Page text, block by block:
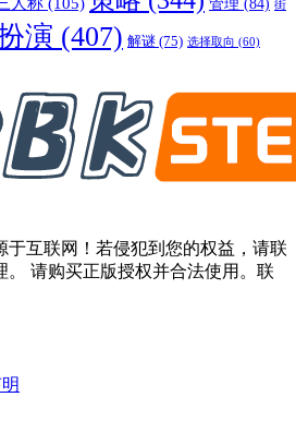
管理 (84) 街
演 (407) 解谜 (75) 选择取向 (60)
于互联网！若侵犯到您的权益，请联
。 请购买正版授权并合法使用。联